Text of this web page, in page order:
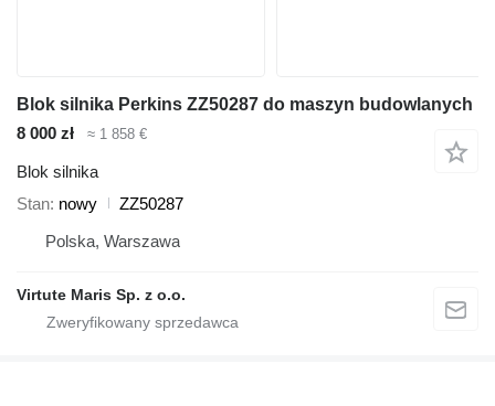
Blok silnika Perkins ZZ50287 do maszyn budowlanych
8 000 zł
≈ 1 858 €
Blok silnika
Stan nowy
ZZ50287
Polska, Warszawa
Virtute Maris Sp. z o.o.